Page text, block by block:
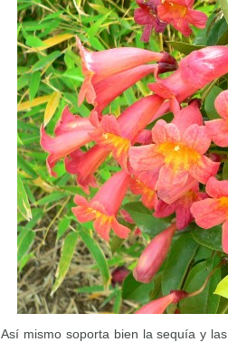
Así mismo soporta bien la sequía y